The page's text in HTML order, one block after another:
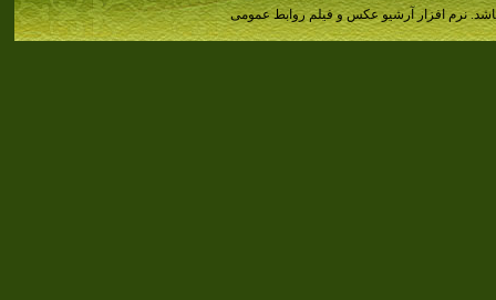
نرم افزار آرشیو عکس و فیلم روابط عمومی